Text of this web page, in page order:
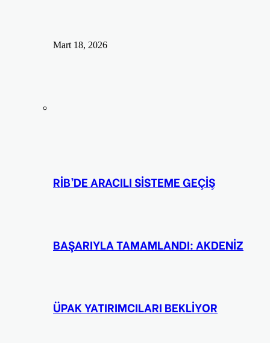
Mart 18, 2026
RİB’DE ARACILI SİSTEME GEÇİŞ
BAŞARIYLA TAMAMLANDI: AKDENİZ
ÜPAK YATIRIMCILARI BEKLİYOR